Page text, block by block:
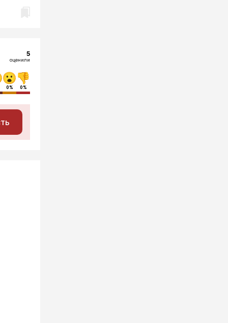
5
оценили
0% 0%